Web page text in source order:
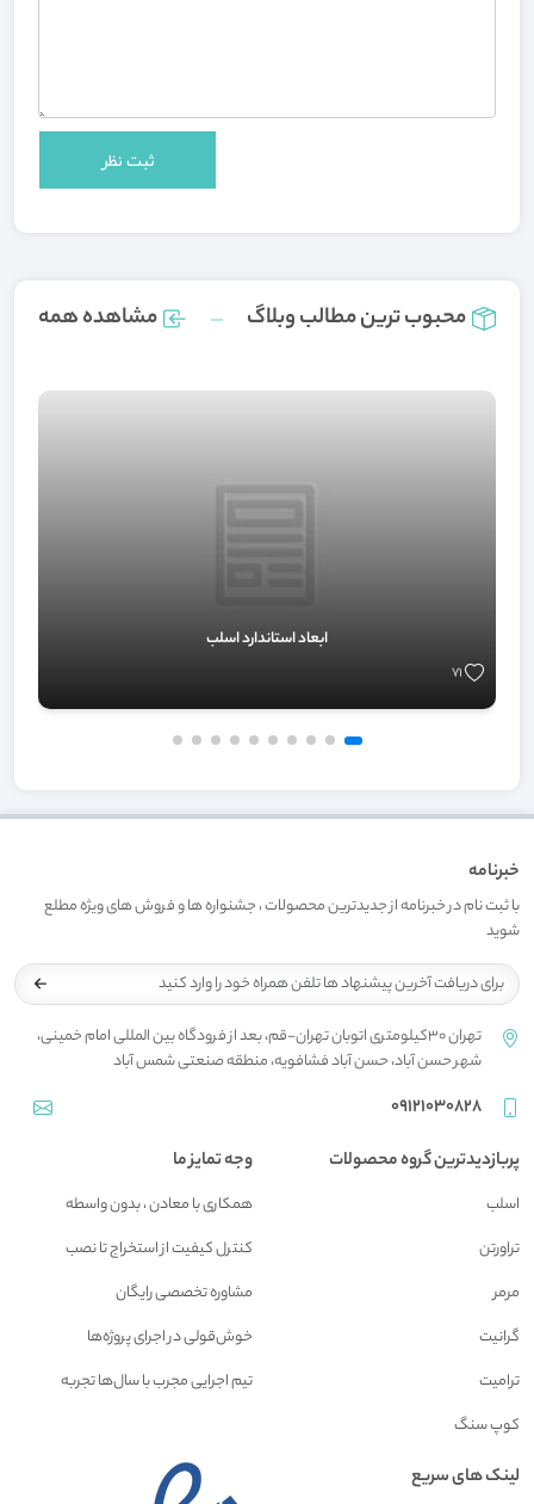
محبوب ترین مطالب وبلاگ مشاهده همه
ابعاد استاندارد اسلب
71
خبرنامه
با ثبت نام در خبرنامه از جدیدترین محصولات ، جشنواره ها و فروش های ویژه مطلع
شوید
تهران 30کیلومتری اتوبان تهران-قم، بعد از فرودگاه بین المللی امام خمینی،
شهر حسن آباد، حسن آباد فشافویه، منطقه صنعتی شمس آباد
09121030828
پربازدیدترین گروه محصولات
اسلب
تراورتن
مرمر
گرانیت
ترامیت
کوپ سنگ
وجه تمایز ما
همکاری با معادن ، بدون واسطه
کنترل کیفیت از استخراج تا نصب
مشاوره تخصصی رایگان
خوش‌قولی در اجرای پروژه‌ها
تیم اجرایی مجرب با سال‌ها تجربه
لینک های سریع